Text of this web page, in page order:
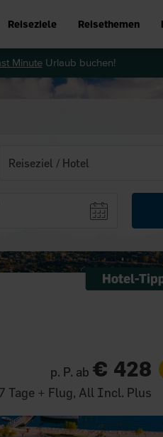
Reiseziele Reisethemen
MinuteUrlaub buchen!
p. P. ab € 428
7 Tage + Flug, All Incl. Plus